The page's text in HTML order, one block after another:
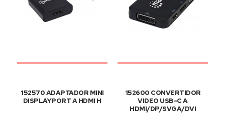
152570 ADAPTADOR MINI
DISPLAYPORT A HDMI H
152600 CONVERTIDOR
VIDEO USB-C A
HDMI/DP/SVGA/DVI